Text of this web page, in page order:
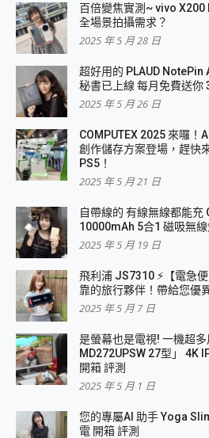
百倍變焦實測~ vivo X200
全場景拍攝需求？
2025 年 5 月 28 日
超好用的 PLAUD NotePin
秘書已上線 每月免費送你
2025 年 5 月 26 日
COMPUTEX 2025 來囉！
創作儲存方案登場，趕快
PS5！
2025 年 5 月 21 日
自帶線的 有線無線都能充
10000mAh 5合1 磁吸無
2025 年 5 月 19 日
飛利浦 JS7310 ⚡【電急
靠的旅行夥伴！帶給您優
2025 年 5 月 7 日
是螢幕也是電視! 一機超
MD272UPSW 27型」 4K
開箱 評測
2025 年 5 月 1 日
您的專屬AI 助手 Yoga
電 開箱 評測